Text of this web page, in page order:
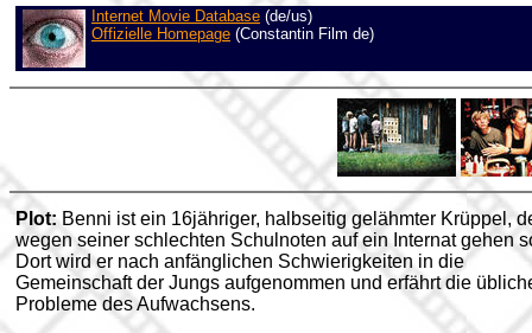
Internet Movie Database (de/us)
Offizielle Homepage (Constantin Film de)
Plot: Benni ist ein 16jähriger, halbseitig gelähmter Krüppel,
wegen seiner schlechten Schulnoten auf ein Internat gehen
Dort wird er nach anfänglichen Schwierigkeiten in die
Gemeinschaft der Jungs aufgenommen und erfährt die
Probleme des Aufwachsens.